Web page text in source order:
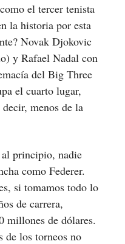
el tercer tenista
la historia por esta
Novak Djokovic
y Rafael Nadal con
del Big Three
el cuarto lugar,
menos de la
principio, nadie
como Federer.
si tomamos todo lo
de carrera,
millones de dólares.
de los torneos no